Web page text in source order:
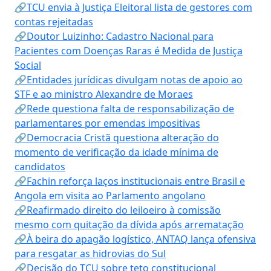
🔗TCU envia à Justiça Eleitoral lista de gestores com
contas rejeitadas
🔗Doutor Luizinho: Cadastro Nacional para
Pacientes com Doenças Raras é Medida de Justiça
Social
🔗Entidades jurídicas divulgam notas de apoio ao
STF e ao ministro Alexandre de Moraes
🔗Rede questiona falta de responsabilização de
parlamentares por emendas impositivas
🔗Democracia Cristã questiona alteração do
momento de verificação da idade mínima de
candidatos
🔗Fachin reforça laços institucionais entre Brasil e
Angola em visita ao Parlamento angolano
🔗Reafirmado direito do leiloeiro à comissão
mesmo com quitação da dívida após arrematação
🔗À beira do apagão logístico, ANTAQ lança ofensiva
para resgatar as hidrovias do Sul
🔗Decisão do TCU sobre teto constitucional